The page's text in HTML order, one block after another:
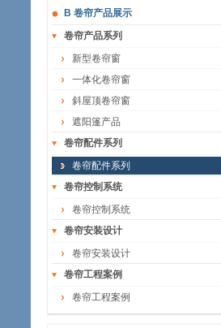
B 卷帘产品展示
卷帘产品系列
新型卷帘窗
一体化卷帘窗
斜屋顶卷帘窗
遮阳篷产品
卷帘配件系列
卷帘配件系列
卷帘控制系统
卷帘控制系统
卷帘安装设计
卷帘安装设计
卷帘工程案例
卷帘工程案例